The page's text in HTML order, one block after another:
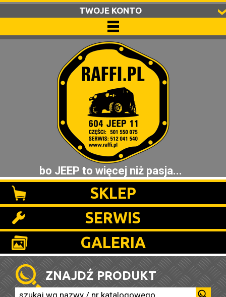
TWOJE KONTO
bo JEEP to więcej niż pasja...
SKLEP
SERWIS
GALERIA
ZNAJDŹ PRODUKT